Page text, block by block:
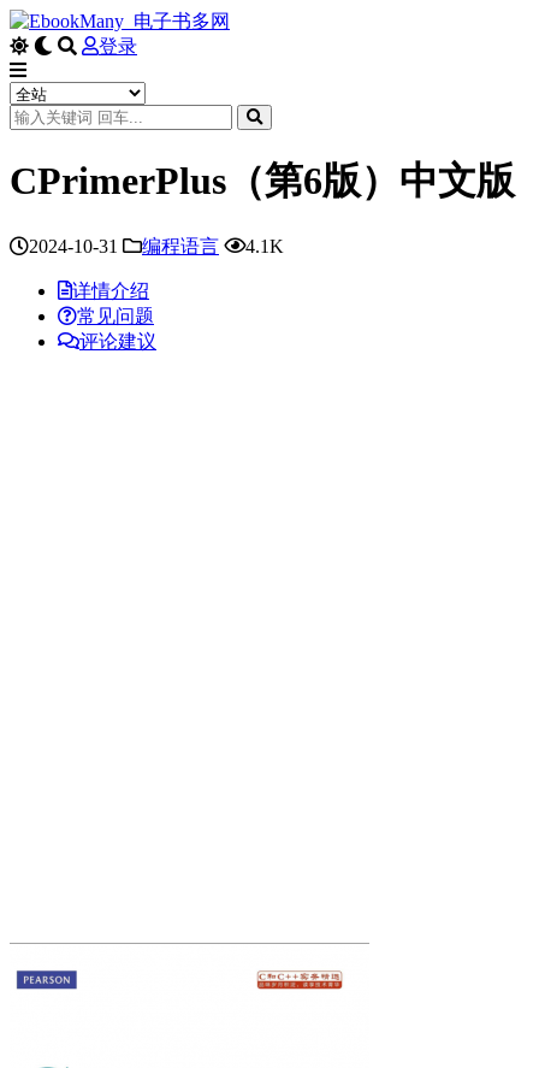
登录
CPrimerPlus（第6版）中文版
2024-10-31 编程语言 4.1K
详情介绍
常见问题
评论建议